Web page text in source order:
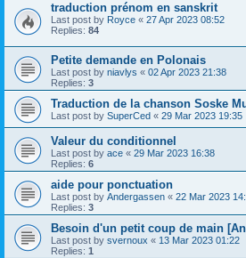
traduction prénom en sanskrit
Last post by Royce « 27 Apr 2023 08:52
Replies: 84
Petite demande en Polonais
Last post by niavlys « 02 Apr 2023 21:38
Replies: 3
Traduction de la chanson Soske
Last post by SuperCed « 29 Mar 2023 19:35
Valeur du conditionnel
Last post by ace « 29 Mar 2023 16:38
Replies: 6
aide pour ponctuation
Last post by Andergassen « 22 Mar 2023
Replies: 3
Besoin d'un petit coup de main
Last post by svernoux « 13 Mar 2023 01:22
Replies: 1